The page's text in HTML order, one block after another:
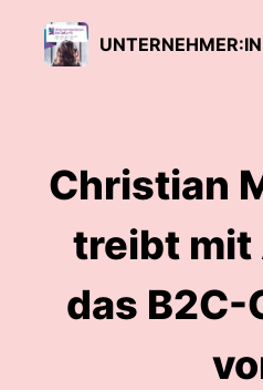
Christian
treibt mit
das